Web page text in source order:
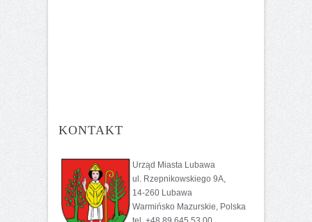
KONTAKT
Urząd Miasta Lubawa
ul. Rzepnikowskiego 9A,
14-260 Lubawa
Warmińsko Mazurskie, Polska